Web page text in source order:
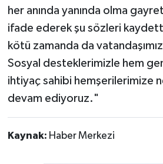
her anında yanında olma
ifade ederek şu sözleri
kötü zamanda da
Sosyal desteklerimizle hem
ihtiyaç sahibi hemşerilerimize
devam ediyoruz."
Kaynak: Haber Merkezi